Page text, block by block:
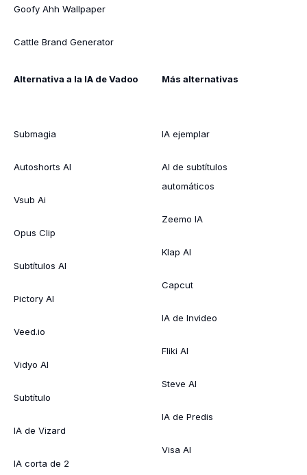
Goofy Ahh Wallpaper
Cattle Brand Generator
Alternativa a la IA de Vadoo
Submagia
Autoshorts AI
Vsub Ai
Opus Clip
Subtítulos AI
Pictory AI
Veed.io
Vidyo AI
Subtítulo
IA de Vizard
IA corta de 2
Más alternativas
IA ejemplar
AI de subtítulos
automáticos
Zeemo IA
Klap AI
Capcut
IA de Invideo
Fliki AI
Steve AI
IA de Predis
Visa AI